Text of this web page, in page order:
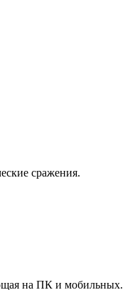
сражения.
на ПК и мобильных.